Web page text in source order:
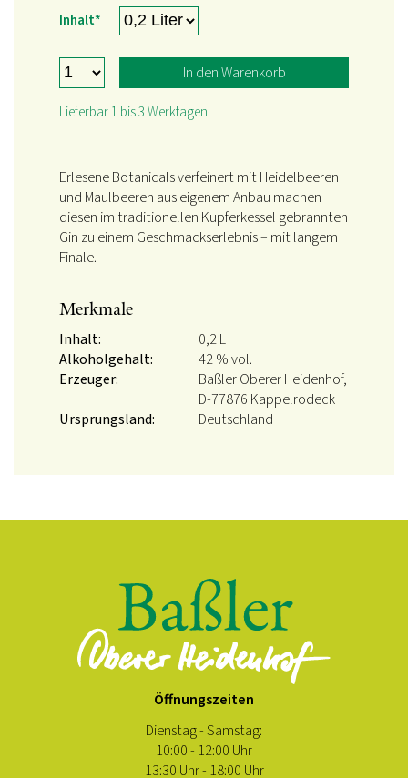
Pflichtfeld
Inhalt*
In den Warenkorb
Lieferbar 1 bis 3 Werktagen
Erlesene Botanicals verfeinert mit Heidelbeeren
und Maulbeeren aus eigenem Anbau machen
diesen im traditionellen Kupferkessel gebrannten
Gin zu einem Geschmackserlebnis – mit langem
Finale.
Merkmale
Inhalt:
0,2 L
Alkoholgehalt:
42 % vol.
Erzeuger:
Baßler Oberer Heidenhof,
D-77876 Kappelrodeck
Ursprungsland:
Deutschland
Öffnungszeiten
Dienstag - Samstag:
10:00 - 12:00 Uhr
13:30 Uhr - 18:00 Uhr